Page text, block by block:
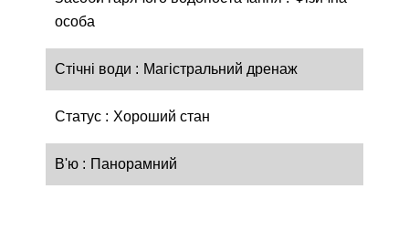
особа
Стічні води Магістральний дренаж
Статус Хороший стан
В'ю Панорамний